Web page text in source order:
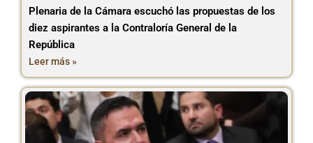
Plenaria de la Cámara escuchó las propuestas de los
diez aspirantes a la Contraloría General de la
República
Leer más »